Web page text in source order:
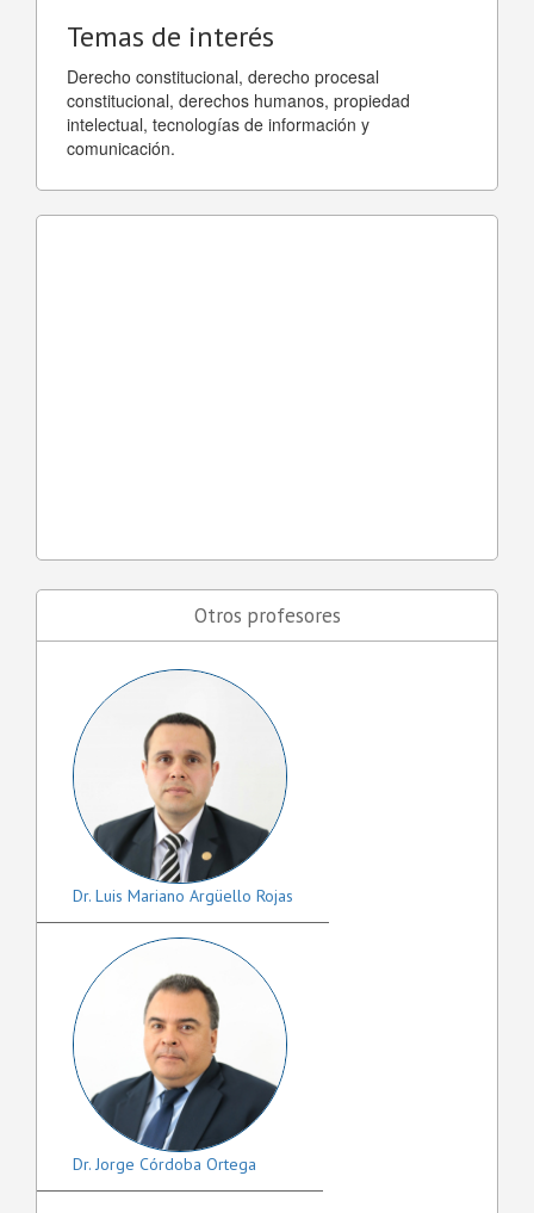
Temas de interés
Derecho constitucional, derecho procesal
constitucional, derechos humanos, propiedad
intelectual, tecnologías de información y
comunicación.
Otros profesores
Dr. Luis Mariano Argüello Rojas
Dr. Jorge Córdoba Ortega